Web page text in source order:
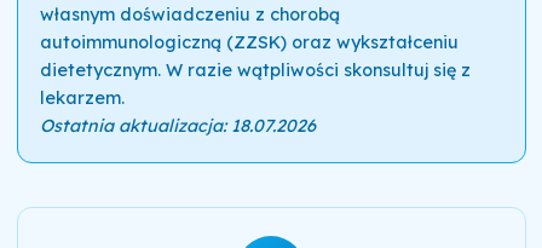
własnym doświadczeniu z chorobą
autoimmunologiczną (ZZSK) oraz wykształceniu
dietetycznym. W razie wątpliwości skonsultuj się z
lekarzem.
Ostatnia aktualizacja: 18.07.2026